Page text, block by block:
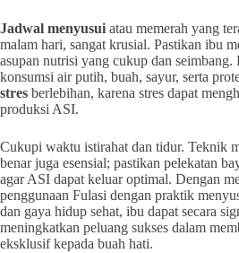
Jadwal menyusui atau memerah yang
malam hari, sangat krusial. Pastikan ibu
asupan nutrisi yang cukup dan seimbang.
konsumsi air putih, buah, sayur, serta
stres berlebihan, karena stres dapat
produksi ASI.
Cukupi waktu istirahat dan tidur. Teknik
benar juga esensial; pastikan pelekatan
agar ASI dapat keluar optimal. Dengan
penggunaan Fulasi dengan praktik
dan gaya hidup sehat, ibu dapat secara
meningkatkan peluang sukses dalam
eksklusif kepada buah hati.